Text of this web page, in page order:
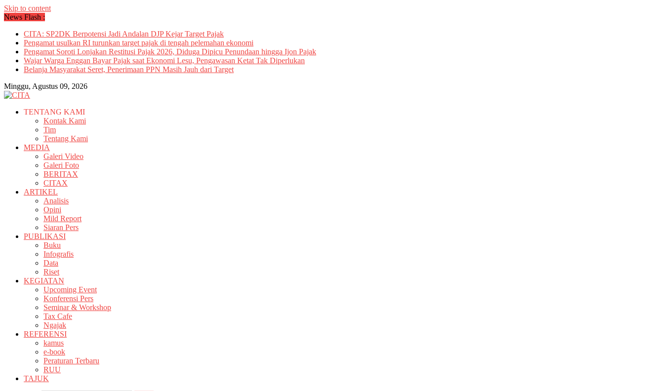
Skip to content
News Flash :
CITA: SP2DK Berpotensi Jadi Andalan DJP Kejar Target Pajak
Pengamat usulkan RI turunkan target pajak di tengah pelemahan ekonomi
Pengamat Soroti Lonjakan Restitusi Pajak 2026, Diduga Dipicu Penundaan hingga Ijon Pajak
Wajar Warga Enggan Bayar Pajak saat Ekonomi Lesu, Pengawasan Ketat Tak Diperlukan
Belanja Masyarakat Seret, Penerimaan PPN Masih Jauh dari Target
Minggu, Agustus 09, 2026
TENTANG KAMI
Kontak Kami
Tim
Tentang Kami
MEDIA
Galeri Video
Galeri Foto
BERITAX
CITAX
ARTIKEL
Analisis
Opini
Mild Report
Siaran Pers
PUBLIKASI
Buku
Infografis
Data
Riset
KEGIATAN
Upcoming Event
Konferensi Pers
Seminar & Workshop
Tax Cafe
Ngajak
REFERENSI
kamus
e-book
Peraturan Terbaru
RUU
TAJUK